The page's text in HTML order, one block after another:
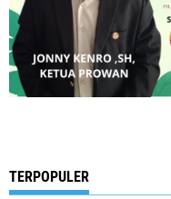
TERPOPULER